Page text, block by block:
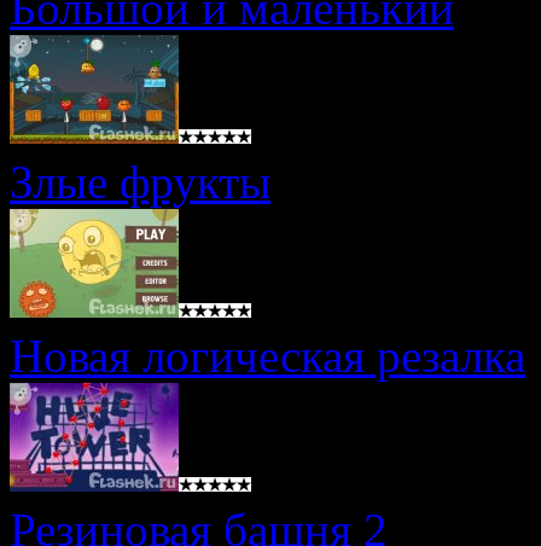
Злые фрукты
Новая логическая резалка
Резиновая башня 2